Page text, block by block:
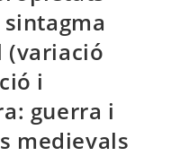
(variació
i
guerra i
medievals